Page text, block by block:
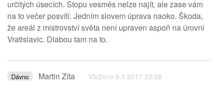
určitých úsecích. Stopu vesměs nelze najít, ale zase vám
na to večer posvítí. Jedním slovem úprava naoko. Škoda,
že areál z mistrovství světa není upraven aspoň na úrovni
Vratislavic. Dlabou tam na to.
Dávno Martin Zíta Vloženo 9.1.2017 22:26